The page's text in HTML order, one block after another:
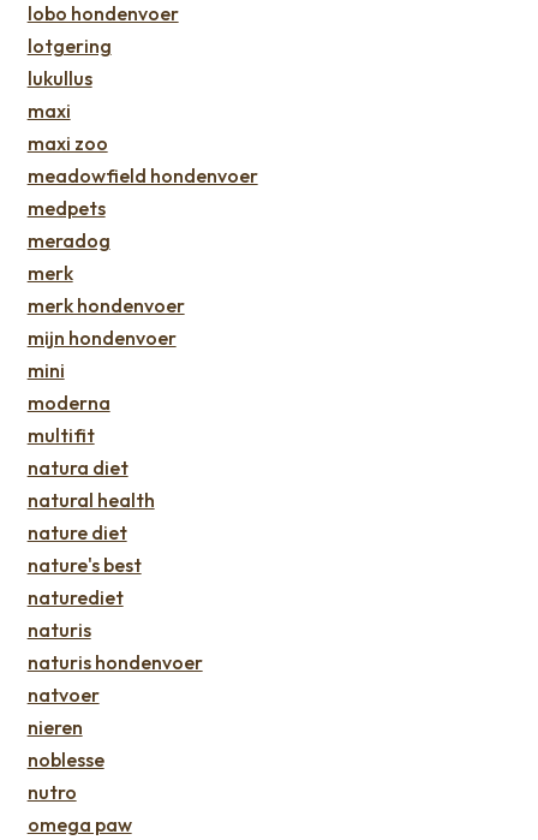
lobo hondenvoer
lotgering
lukullus
maxi
maxi zoo
meadowfield hondenvoer
medpets
meradog
merk
merk hondenvoer
mijn hondenvoer
mini
moderna
multifit
natura diet
natural health
nature diet
nature's best
naturediet
naturis
naturis hondenvoer
natvoer
nieren
noblesse
nutro
omega paw